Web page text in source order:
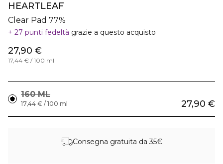
HEARTLEAF
Clear Pad 77%
27 punti fedeltà grazie a questo acquisto
27,90 €
17,44 € / 100 ml
160 ML
27,90 €
17,44 € / 100 ml
Consegna gratuita da 35€